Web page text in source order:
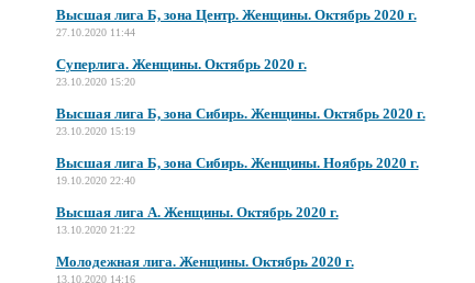
Высшая лига Б, зона Центр. Женщины. Октябрь 2020 г.
27.10.2020 11:44
Суперлига. Женщины. Октябрь 2020 г.
23.10.2020 15:20
Высшая лига Б, зона Сибирь. Женщины. Октябрь 2020 г.
23.10.2020 15:19
Высшая лига Б, зона Сибирь. Женщины. Ноябрь 2020 г.
19.10.2020 22:40
Высшая лига А. Женщины. Октябрь 2020 г.
13.10.2020 21:22
Молодежная лига. Женщины. Октябрь 2020 г.
13.10.2020 14:16